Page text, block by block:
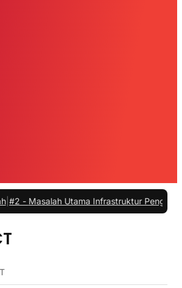
Utama Infrastruktur Pengisian